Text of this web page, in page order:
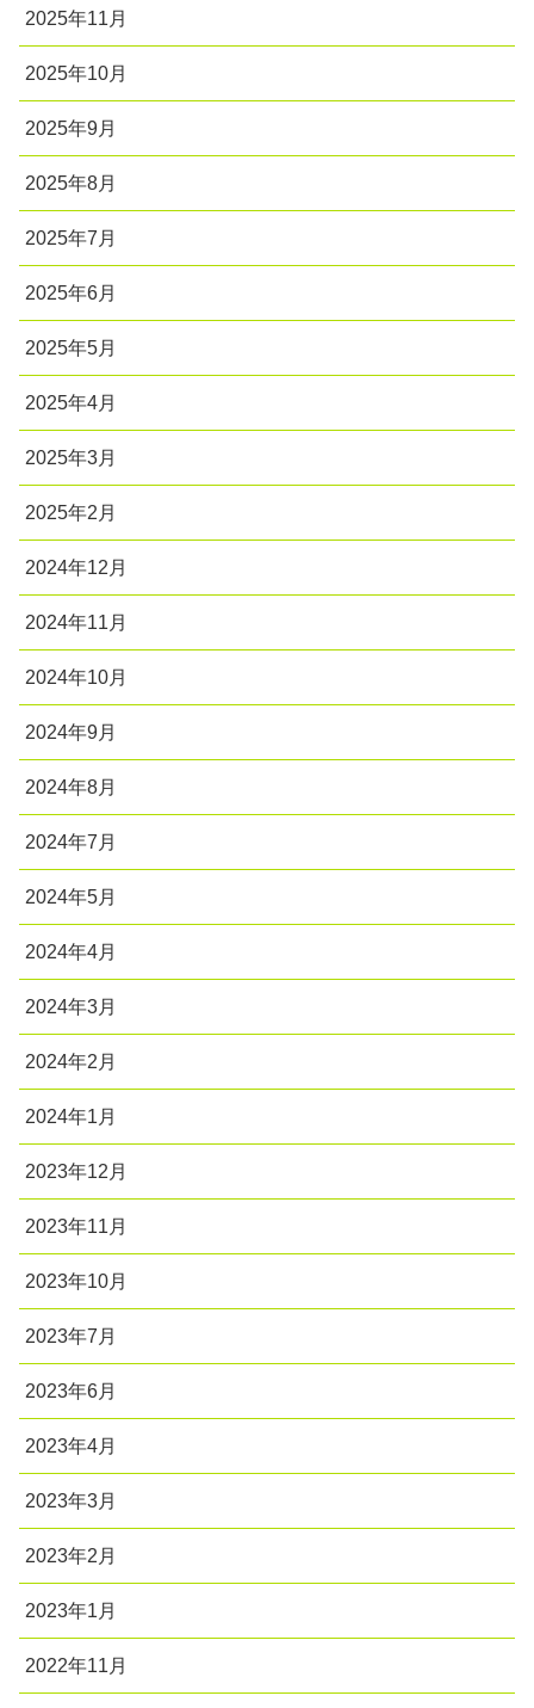
2025年11月
2025年10月
2025年9月
2025年8月
2025年7月
2025年6月
2025年5月
2025年4月
2025年3月
2025年2月
2024年12月
2024年11月
2024年10月
2024年9月
2024年8月
2024年7月
2024年5月
2024年4月
2024年3月
2024年2月
2024年1月
2023年12月
2023年11月
2023年10月
2023年7月
2023年6月
2023年4月
2023年3月
2023年2月
2023年1月
2022年11月